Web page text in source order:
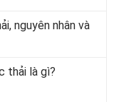
nguyên nhân và
thải là gì?